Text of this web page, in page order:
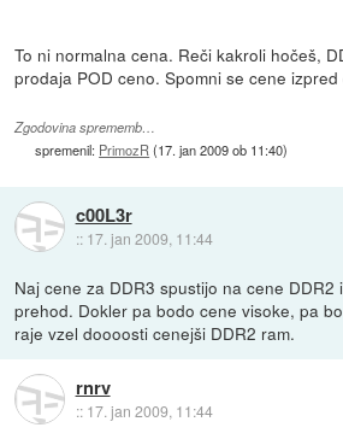
To ni normalna cena. Reči kakroli hočeš,
prodaja POD ceno. Spomni se cene
Zgodovina sprememb…
spremenil: PrimozR (17. jan 2009 ob 11:40)
c00L3r
:: 17. jan 2009, 11:44
Naj cene za DDR3 spustijo na cene DDR2
prehod. Dokler pa bodo cene visoke, pa
raje vzel doooosti cenejši DDR2 ram.
rnrv
:: 17. jan 2009, 11:44